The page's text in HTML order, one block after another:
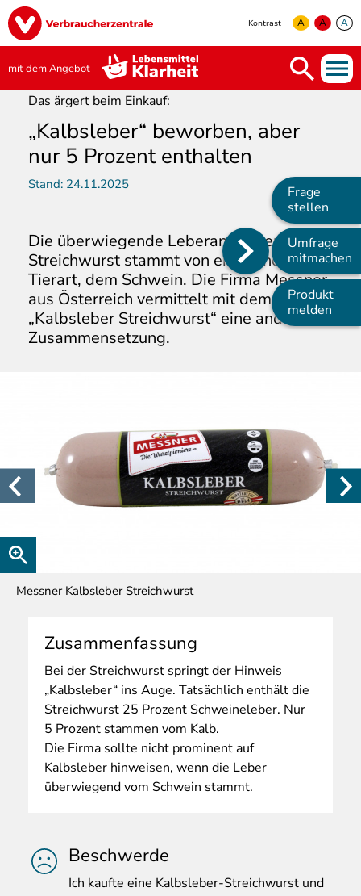
Direkt
zum
Inhalt
Image
Kontrast A A A
mit dem Angebot
Main
navigation
Frage
stellen
Umfrage
mitmachen
Produkt
melden
Das ärgert beim Einkauf:
„Kalbsleber“ beworben, aber
nur 5 Prozent enthalten
Stand: 24.11.2025
Die überwiegende Leberanteil der
Streichwurst stammt von einer anderen
Tierart, dem Schwein. Die Firma Messner
aus Österreich vermittelt mit dem Namen
„Kalbsleber Streichwurst“ eine andere
Zusammensetzung.
Messner Kalbsleber Streichwurst
Zusammenfassung
Bei der Streichwurst springt der Hinweis
„Kalbsleber“ ins Auge. Tatsächlich enthält die
Streichwurst 25 Prozent Schweineleber. Nur
5 Prozent stammen vom Kalb.
Die Firma sollte nicht prominent auf
Kalbsleber hinweisen, wenn die Leber
überwiegend vom Schwein stammt.
Beschwerde
Ich kaufte eine Kalbsleber-Streichwurst und